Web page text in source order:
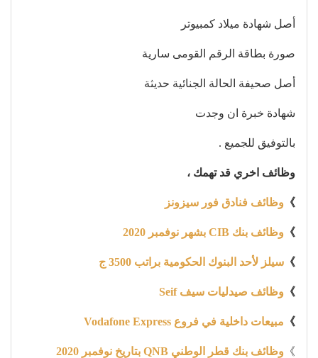
أصل شهادة ميلاد كمبيوتر
صورة بطاقة الرقم القومى سارية
أصل صحيفة الحالة الجنائية حديثة
شهادة خبرة ان وجدت
بالتوفيق للجميع .
وظائف اخري قد تهمك ،
》 وظائف فنادق فور سيزونز
》 وظائف بنك CIB بشهر نوفمبر 2020
》 سيلز لأحد البنوك الحكومية براتب 3500 ج
》 وظائف صيدليات سيف Seif
》 مبيعات داخلية في فروع Vodafone Express
》 وظائف بنك قطر الوطني QNB بتاريخ نوفمبر 2020